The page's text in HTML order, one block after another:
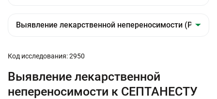
Код исследования: 2950
Выявление лекарственной
непереносимости к СЕПТАНЕСТУ